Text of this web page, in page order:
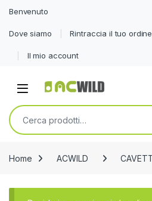
Benvenuto
Dove siamo Rintraccia il tuo ordine
Il mio account
Cerca:
Home ACWILD